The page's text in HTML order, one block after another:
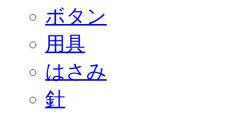
ボタン
用具
はさみ
針